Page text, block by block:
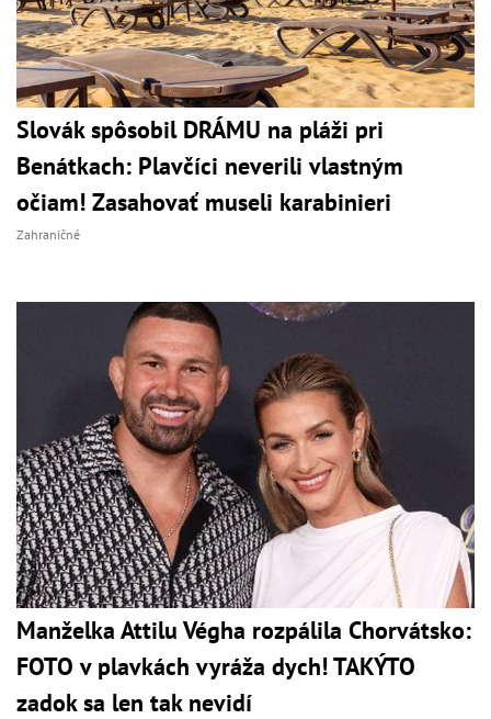
Slovák spôsobil DRÁMU na pláži pri
Benátkach: Plavčíci neverili vlastným
očiam! Zasahovať museli karabinieri
Zahraničné
Manželka Attilu Végha rozpálila Chorvátsko:
FOTO v plavkách vyráža dych! TAKÝTO
zadok sa len tak nevidí